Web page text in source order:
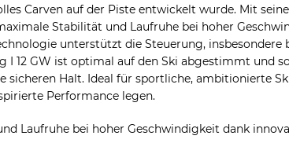
Carven auf der Piste entwickelt wurde. Mit
Stabilität und Laufruhe bei hoher
unterstützt die Steuerung, insbesondere
I 12 GW ist optimal auf den Ski abgestimmt und
sicheren Halt. Ideal für sportliche, ambitionierte
Performance legen.
Laufruhe bei hoher Geschwindigkeit dank